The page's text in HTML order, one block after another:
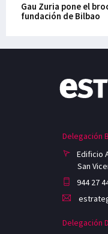
Gau Zuria pone el
fundación de Bilbao
Delegación
Edificio
San
944 27
Delegación